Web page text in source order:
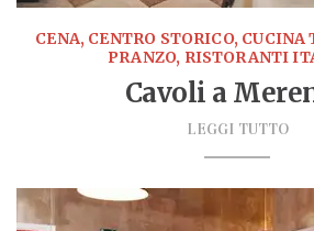
CENA, CENTRO STORICO,
PRANZO, RISTORANTI
Cavoli a
LEGGI TUTTO